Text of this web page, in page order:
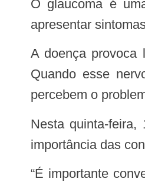
O glaucoma é uma das principais causas de cegueira no mundo e muitas vezes pode evoluir de forma silenciosa, sem
apresentar
A doença provoca lesões no nervo óptico, estrutura responsável por levar ao cérebro as informações captadas pelos olhos.
Quando esse
percebem o
Nesta quinta-feira, 12, é comemorado o Dia Mundial de Combate ao Glaucoma e a Sesau (Secretaria de Saúde) reforça a
importância das
“É importante conversarmos sobre o glaucoma porque ele é a principal causa de cegueira no mundo, e a visão que se perde